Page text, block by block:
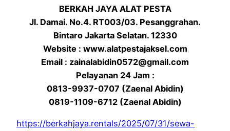
BERKAH JAYA ALAT PESTA
Jl. Damai. No.4. RT003/03. Pesanggrahan.
Bintaro Jakarta Selatan. 12330
Website : www.alatpestajaksel.com
Email : zainalabidin0572@gmail.com
Pelayanan 24 Jam :
0813-9937-0707 (Zaenal Abidin)
0819-1109-6712 (Zaenal Abidin)
https://berkahjaya.rentals/2025/07/31/sewa-